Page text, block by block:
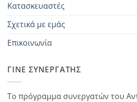
Κατασκευαστές
Σχετικά με εμάς
Επικοινωνία
ΓΊΝΕ ΣΥΝΕΡΓΆΤΗΣ
Το πρόγραμμα συνεργατών του